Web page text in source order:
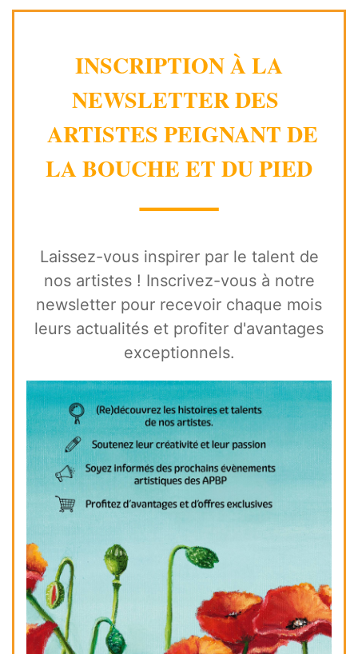
INSCRIPTION À LA
NEWSLETTER DES
ARTISTES PEIGNANT DE
LA BOUCHE ET DU PIED
⸻
Laissez-vous inspirer par le talent de
nos artistes ! Inscrivez-vous à notre
newsletter pour recevoir chaque mois
leurs actualités et profiter d'avantages
exceptionnels.